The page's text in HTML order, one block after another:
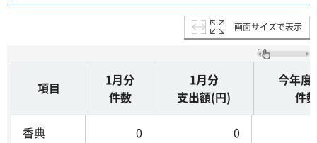
画面サイズで表示
項目
1月分
件数
1月分
支出額(円)
今年度
件数
香典 0 0